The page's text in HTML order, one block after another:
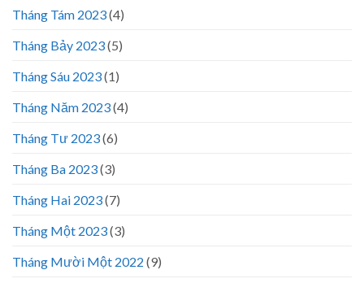
Tháng Tám 2023(4)
Tháng Bảy 2023(5)
Tháng Sáu 2023(1)
Tháng Năm 2023(4)
Tháng Tư 2023(6)
Tháng Ba 2023(3)
Tháng Hai 2023(7)
Tháng Một 2023(3)
Tháng Mười Một 2022 (9)